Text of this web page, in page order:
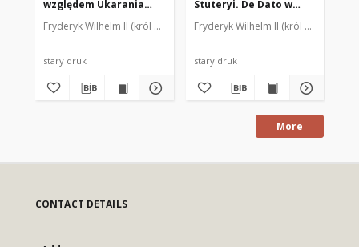
względem Ukarania
Dezerteura
Julii 1788
Fryderyk Wilhelm II (król Prus ; 1744-1797) Hartung, Gottlieb Lebrecht
stary druk
Stuteryi. De Dato w
1787
Fryderyk Wilhelm II (król Prus ;
stary druk
More
CONTACT DETAILS